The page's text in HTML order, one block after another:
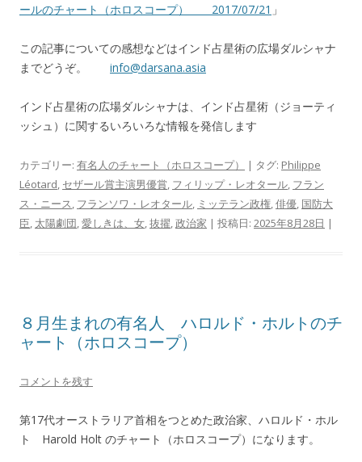
ールのチャート（ホロスコープ） 2017/07/21 」
この記事についての感想などはインド占星術の広場ダルシャナ
までどうぞ。 info@darsana.asia
インド占星術の広場ダルシャナは、インド占星術（ジョーティ
ッシュ）に関するいろいろな情報を発信します
カテゴリー: 有名人のチャート（ホロスコープ） | タグ: Philippe
Léotard, セザール賞主演男優賞, フィリップ・レオタール, フラン
ス・ニース, フランソワ・レオタール, ミッテラン政権,俳優, 国防大
臣, 太陽劇団,愛しきは、女,抜擢,政治家 | 投稿日: 2025年8月28日 |
８月生まれの有名人 ハロルド・ホルトのチ
ャート（ホロスコープ）
コメントを残す
第17代オーストラリア首相をつとめた政治家、ハロルド・ホル
ト Harold Holt のチャート（ホロスコープ）になります。